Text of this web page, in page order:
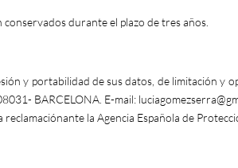
durante el plazo de tres años.
y portabilidad de sus datos, de limitación y
BARCELONA. E-mail:
la Agencia Española de